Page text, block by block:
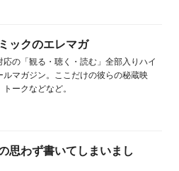
ックのエレマガ
応の「観る・聴く・読む」全部入りハイ
ルマガジン。ここだけの彼らの秘蔵映
ークなどなど。
思わず書いてしまいまし